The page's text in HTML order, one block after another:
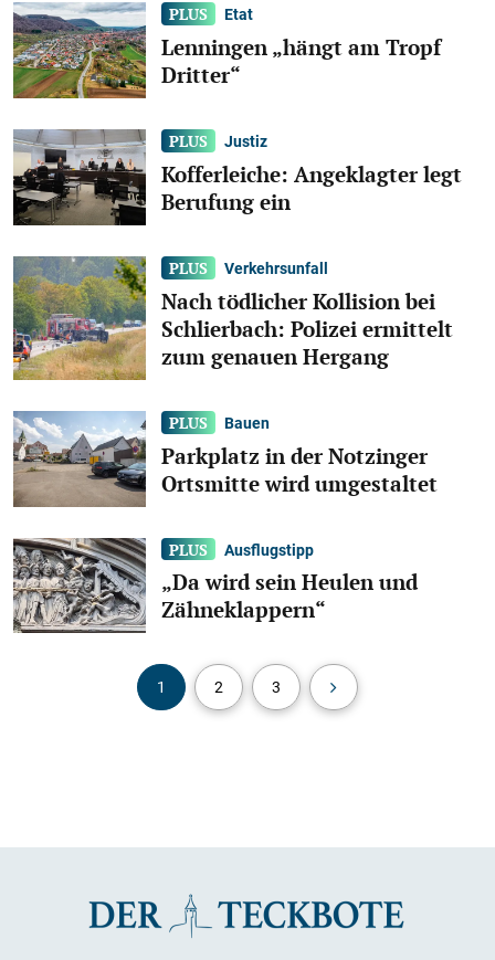
Etat
Lenningen „hängt am Tropf
Dritter“
Justiz
Kofferleiche: Angeklagter legt
Berufung ein
Verkehrsunfall
Nach tödlicher Kollision bei
Schlierbach: Polizei ermittelt
zum genauen Hergang
Bauen
Parkplatz in der Notzinger
Ortsmitte wird umgestaltet
Ausflugstipp
„Da wird sein Heulen und
Zähneklappern“
1 2 3